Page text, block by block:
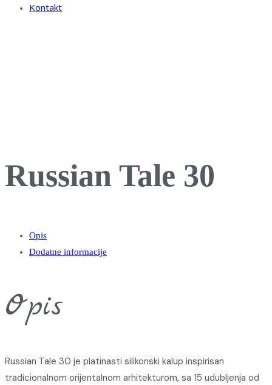
Kontakt
Russian Tale 30
Opis
Dodatne informacije
Opis
Russian Tale 30 je platinasti silikonski kalup inspirisan
tradicionalnom orijentalnom arhitekturom, sa 15 udubljenja od